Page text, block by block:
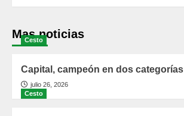
Mas noticias
Cesto
Capital, campeón en dos categorías
julio 26, 2026
Cesto